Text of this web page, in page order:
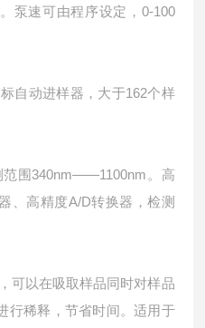
泵速可由程序设定，0-100
自动进样器，大于162个样
围340nm——1100nm。高
、高精度A/D转换器，检测
可以在吸取样品同时对样品
行稀释，节省时间。适用于